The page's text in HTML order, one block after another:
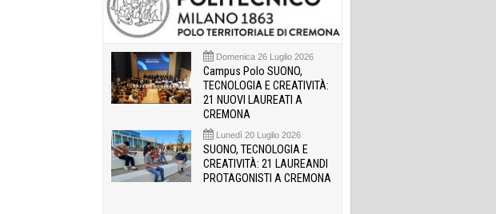
Domenica 26 Luglio 2026
Campus Polo SUONO,
TECNOLOGIA E CREATIVITÀ:
21 NUOVI LAUREATI A
CREMONA
Lunedì 20 Luglio 2026
SUONO, TECNOLOGIA E
CREATIVITÀ: 21 LAUREANDI
PROTAGONISTI A CREMONA